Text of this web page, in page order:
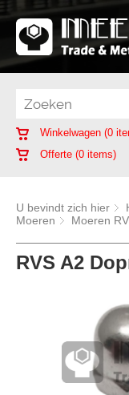
Winkelwagen (0
Offerte (0 items)
U bevindt zich hier
Moeren
Moeren
RVS A2